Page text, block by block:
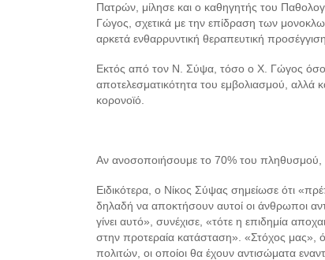
Πατρών, μίλησε και ο καθηγητής του
Γώγος, σχετικά με την επίδραση των
αρκετά ενθαρρυντική θεραπευτική
Εκτός από τον Ν. Σύψα, τόσο ο Χ. Γώγος όσο
αποτελεσματικότητα του εμβολιασμού,
κορονοϊό.
Αν ανοσοποιήσουμε το 70% του πληθυσμού,
Ειδικότερα, ο Νίκος Σύψας σημείωσε ότι
δηλαδή να αποκτήσουν αυτοί οι άνθρωποι
γίνει αυτό», συνέχισε, «τότε η επιδημία
στην προτεραία κατάσταση». «Στόχος μας»,
πολιτών, οι οποίοι θα έχουν αντισώματα